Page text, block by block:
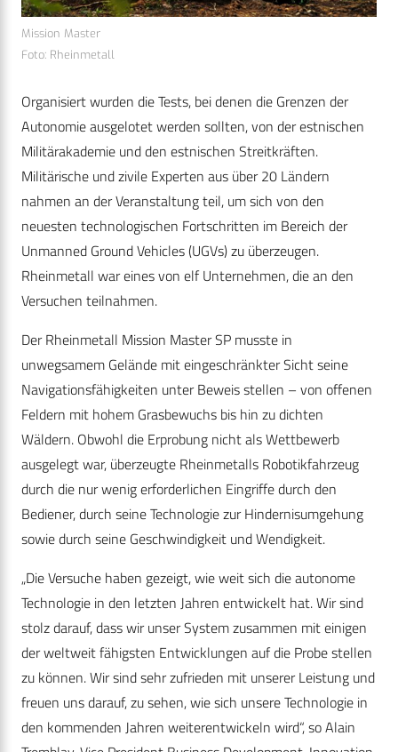
Mission Master
Foto: Rheinmetall
Organisiert wurden die Tests, bei denen die Grenzen der
Autonomie ausgelotet werden sollten, von der estnischen
Militärakademie und den estnischen Streitkräften.
Militärische und zivile Experten aus über 20 Ländern
nahmen an der Veranstaltung teil, um sich von den
neuesten technologischen Fortschritten im Bereich der
Unmanned Ground Vehicles (UGVs) zu überzeugen.
Rheinmetall war eines von elf Unternehmen, die an den
Versuchen teilnahmen.
Der Rheinmetall Mission Master SP musste in
unwegsamem Gelände mit eingeschränkter Sicht seine
Navigationsfähigkeiten unter Beweis stellen – von offenen
Feldern mit hohem Grasbewuchs bis hin zu dichten
Wäldern. Obwohl die Erprobung nicht als Wettbewerb
ausgelegt war, überzeugte Rheinmetalls Robotikfahrzeug
durch die nur wenig erforderlichen Eingriffe durch den
Bediener, durch seine Technologie zur Hindernisumgehung
sowie durch seine Geschwindigkeit und Wendigkeit.
„Die Versuche haben gezeigt, wie weit sich die autonome
Technologie in den letzten Jahren entwickelt hat. Wir sind
stolz darauf, dass wir unser System zusammen mit einigen
der weltweit fähigsten Entwicklungen auf die Probe stellen
zu können. Wir sind sehr zufrieden mit unserer Leistung und
freuen uns darauf, zu sehen, wie sich unsere Technologie in
den kommenden Jahren weiterentwickeln wird“, so Alain